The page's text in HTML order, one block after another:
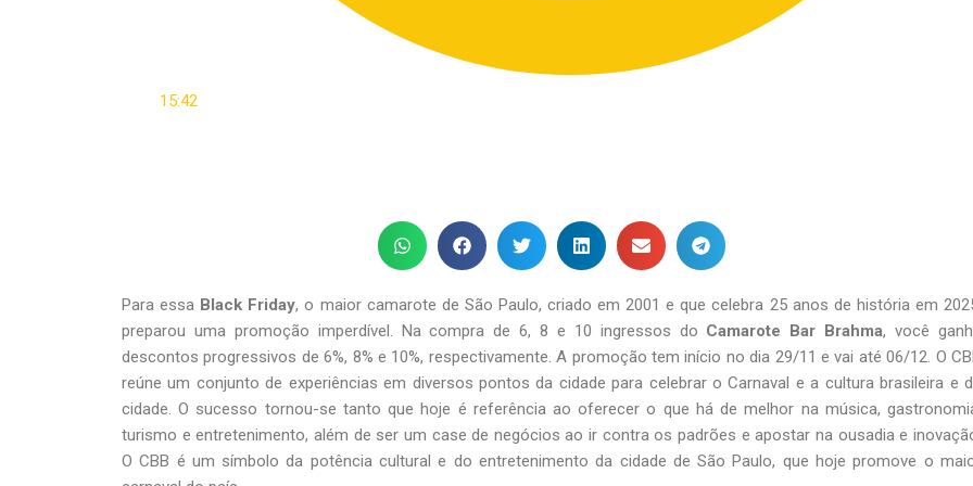
15:42
Para essa Black Friday, o maior camarote de São Paulo, criado em 2001 e que celebra 25 anos de história em
preparou uma promoção imperdível. Na compra de 6, 8 e 10 ingressos do Camarote Bar Brahma, você
descontos progressivos de 6%, 8% e 10%, respectivamente. A promoção tem início no dia 29/11 e vai até 06/12. O
reúne um conjunto de experiências em diversos pontos da cidade para celebrar o Carnaval e a cultura brasileira e
cidade. O sucesso tornou-se tanto que hoje é referência ao oferecer o que há de melhor na música,
turismo e entretenimento, além de ser um case de negócios ao ir contra os padrões e apostar na ousadia e
O CBB é um símbolo da potência cultural e do entretenimento da cidade de São Paulo, que hoje promove o